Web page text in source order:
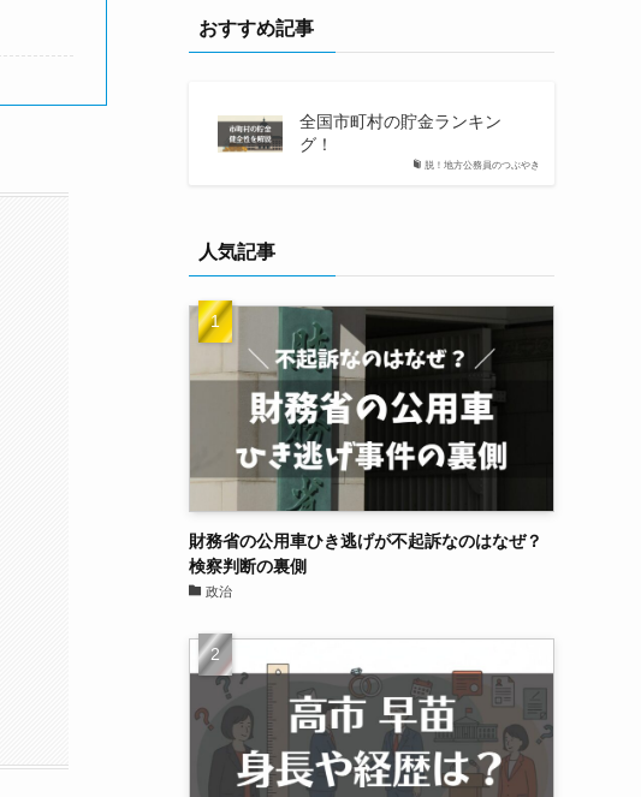
おすすめ記事
脱！地方公務員のつぶやき
全国市町村の貯金ランキン
グ！
人気記事
財務省の公用車ひき逃げが不起訴なのはなぜ？
検察判断の裏側
政治